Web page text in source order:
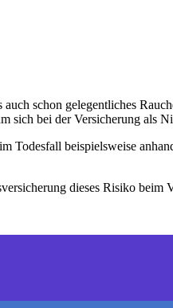
schon gelegentliches
sich bei der Versicherung als
Todesfall beispielsweise
dieses Risiko beim